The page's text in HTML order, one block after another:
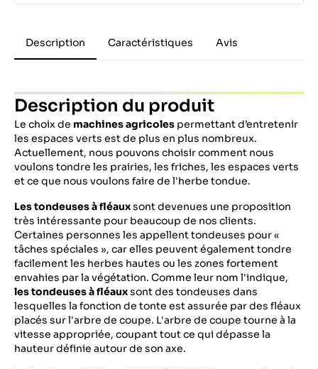
Description Caractéristiques Avis
Description du produit
Le choix de machines agricoles permettant d’entretenir
les espaces verts est de plus en plus nombreux.
Actuellement, nous pouvons choisir comment nous
voulons tondre les prairies, les friches, les espaces verts
et ce que nous voulons faire de l'herbe tondue.
Les tondeuses à fléauxsont devenues une proposition
très intéressante pour beaucoup de nos clients.
Certaines personnes les appellent tondeuses pour «
tâches spéciales », car elles peuvent également tondre
facilement les herbes hautes ou les zones fortement
envahies par la végétation. Comme leur nom l'indique,
les tondeuses à fléauxsont des tondeuses dans
lesquelles la fonction de tonte est assurée par des fléaux
placés sur l'arbre de coupe. L'arbre de coupe tourne à la
vitesse appropriée, coupant tout ce qui dépasse la
hauteur définie autour de son axe.